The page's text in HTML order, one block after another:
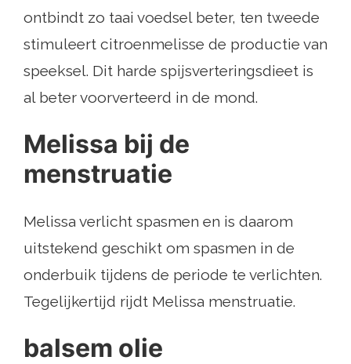
ontbindt zo taai voedsel beter, ten tweede
stimuleert citroenmelisse de productie van
speeksel. Dit harde spijsverteringsdieet is
al beter voorverteerd in de mond.
Melissa bij de
menstruatie
Melissa verlicht spasmen en is daarom
uitstekend geschikt om spasmen in de
onderbuik tijdens de periode te verlichten.
Tegelijkertijd rijdt Melissa menstruatie.
balsem olie